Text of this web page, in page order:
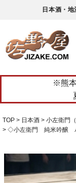
日本酒・
※熊本
TOP 日本酒
小左衛門
◇小左衛門 純米吟醸